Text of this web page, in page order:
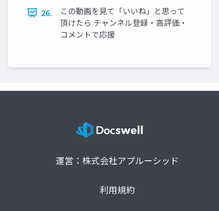
26.
この動画を見て「いいね」と思って
頂けたら チャンネル登録・高評価・
コメントで応援
運営：株式会社アプルーシッド
利用規約